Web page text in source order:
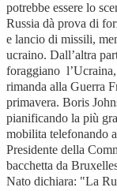
potrebbe essere lo
Russia dà prova di
e lancio di missili,
ucraino. Dall’altra
foraggiano
rimanda alla Guerra
primavera. Boris
pianificando la più
mobilita telefonando
Presidente della
bacchetta da
Nato dichiara: "La